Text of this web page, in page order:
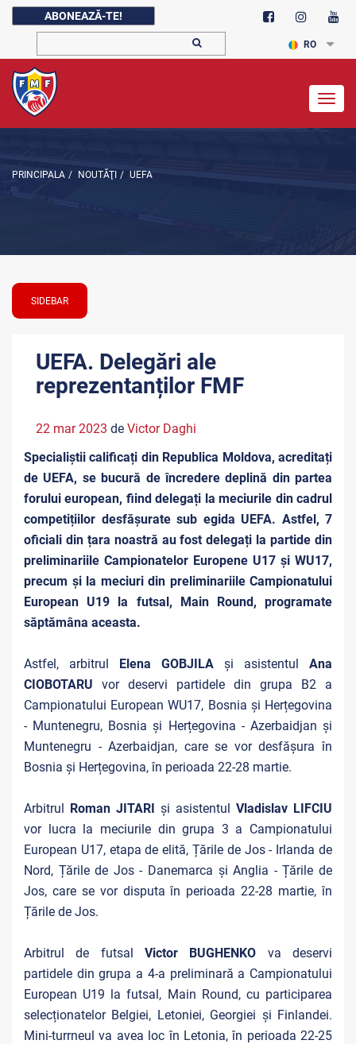
ABONEAZĂ-TE!
RO
PRINCIPALA / NOUTĂŢI / UEFA
SIDEBAR
UEFA. Delegări ale
reprezentanților FMF
22 mar 2023 de Victor Daghi
Specialiștii calificați din Republica Moldova, acreditați
de UEFA, se bucură de încredere deplină din partea
forului european, fiind delegați la meciurile din cadrul
competițiilor desfășurate sub egida UEFA. Astfel, 7
oficiali din țara noastră au fost delegați la partide din
preliminariile Campionatelor Europene U17 și WU17,
precum și la meciuri din preliminariile Campionatului
European U19 la futsal, Main Round, programate
săptămâna aceasta.
Astfel, arbitrul Elena GOBJILA și asistentul Ana
CIOBOTARU vor deservi partidele din grupa B2 a
Campionatului European WU17, Bosnia și Herțegovina
- Muntenegru, Bosnia și Herțegovina - Azerbaidjan și
Muntenegru - Azerbaidjan, care se vor desfășura în
Bosnia și Herțegovina, în perioada 22-28 martie.
Arbitrul Roman JITARI și asistentul Vladislav LIFCIU
vor lucra la meciurile din grupa 3 a Campionatului
European U17, etapa de elită, Țările de Jos - Irlanda de
Nord, Țările de Jos - Danemarca și Anglia - Țările de
Jos, care se vor disputa în perioada 22-28 martie, în
Țările de Jos.
Arbitrul de futsal Victor BUGHENKO va deservi
partidele din grupa a 4-a preliminară a Campionatului
European U19 la futsal, Main Round, cu participarea
selecționatelor Belgiei, Letoniei, Georgiei și Finlandei.
Mini-turrneul va avea loc în Letonia, în perioada 22-25